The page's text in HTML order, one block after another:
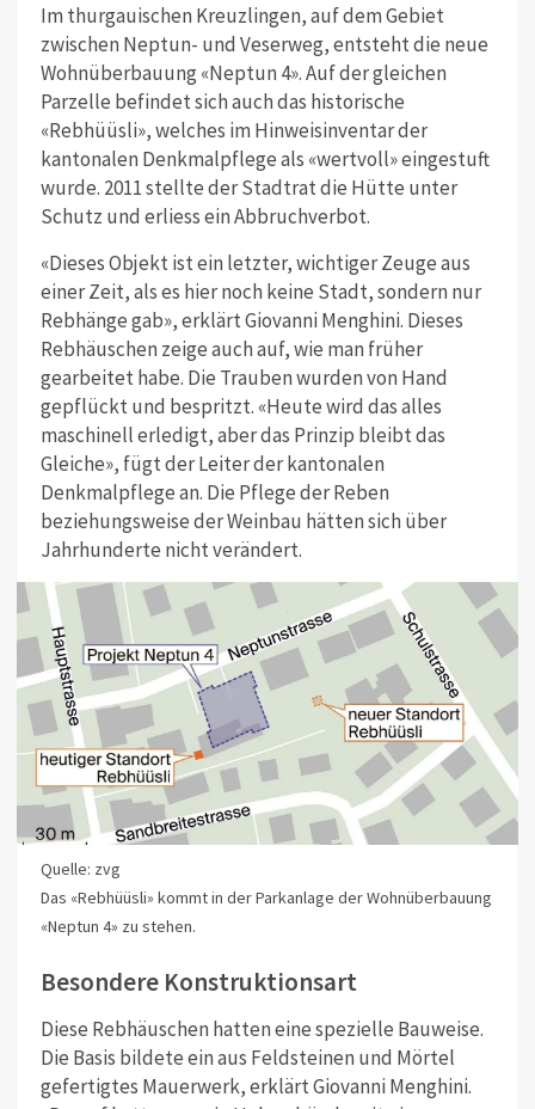
Im thurgauischen Kreuzlingen, auf dem Gebiet
zwischen Neptun- und Veserweg, entsteht die neue
Wohnüberbauung «Neptun 4». Auf der gleichen
Parzelle befindet sich auch das historische
«Rebhüüsli», welches im Hinweisinventar der
kantonalen Denkmalpflege als «wertvoll» eingestuft
wurde. 2011 stellte der Stadtrat die Hütte unter
Schutz und erliess ein Abbruchverbot.
«Dieses Objekt ist ein letzter, wichtiger Zeuge aus
einer Zeit, als es hier noch keine Stadt, sondern nur
Rebhänge gab», erklärt Giovanni Menghini. Dieses
Rebhäuschen zeige auch auf, wie man früher
gearbeitet habe. Die Trauben wurden von Hand
gepflückt und bespritzt. «Heute wird das alles
maschinell erledigt, aber das Prinzip bleibt das
Gleiche», fügt der Leiter der kantonalen
Denkmalpflege an. Die Pflege der Reben
beziehungsweise der Weinbau hätten sich über
Jahrhunderte nicht verändert.
Quelle: zvg
Das «Rebhüüsli» kommt in der Parkanlage der Wohnüberbauung
«Neptun 4» zu stehen.
Besondere Konstruktionsart
Diese Rebhäuschen hatten eine spezielle Bauweise.
Die Basis bildete ein aus Feldsteinen und Mörtel
gefertigtes Mauerwerk, erklärt Giovanni Menghini.